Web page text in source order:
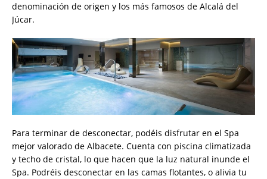
denominación de origen y los más famosos de Alcalá del
Júcar.
Para terminar de desconectar, podéis disfrutar en el Spa
mejor valorado de Albacete. Cuenta con piscina climatizada
y techo de cristal, lo que hacen que la luz natural inunde el
Spa. Podréis desconectar en las camas flotantes, o alivia tu